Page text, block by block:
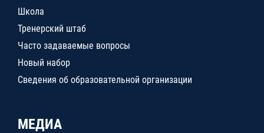
Школа
Тренерский штаб
Часто задаваемые вопросы
Новый набор
Сведения об образовательной организации
МЕДИА